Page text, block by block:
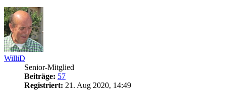
WilliD
Senior-Mitglied
Beiträge: 57
Registriert: 21. Aug 2020, 14:49